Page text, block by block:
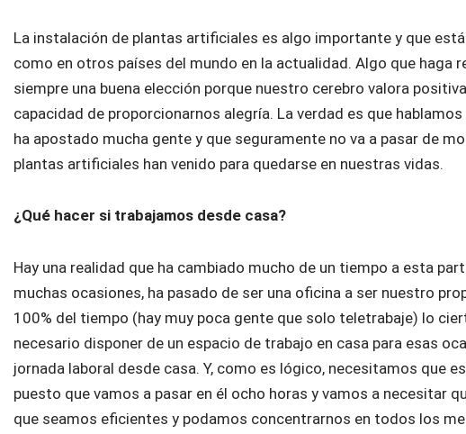
La instalación de plantas artificiales es algo importante y que
como en otros países del mundo en la actualidad. Algo que haga
siempre una buena elección porque nuestro cerebro valora
capacidad de proporcionarnos alegría. La verdad es que
ha apostado mucha gente y que seguramente no va a pasar de
plantas artificiales han venido para quedarse en nuestras vidas.
¿Qué hacer si trabajamos desde casa?
Hay una realidad que ha cambiado mucho de un tiempo a esta
muchas ocasiones, ha pasado de ser una oficina a ser nuestro
100% del tiempo (hay muy poca gente que solo teletrabaje) lo
necesario disponer de un espacio de trabajo en casa para esas
jornada laboral desde casa. Y, como es lógico, necesitamos que
puesto que vamos a pasar en él ocho horas y vamos a necesitar
que seamos eficientes y podamos concentrarnos en todos los